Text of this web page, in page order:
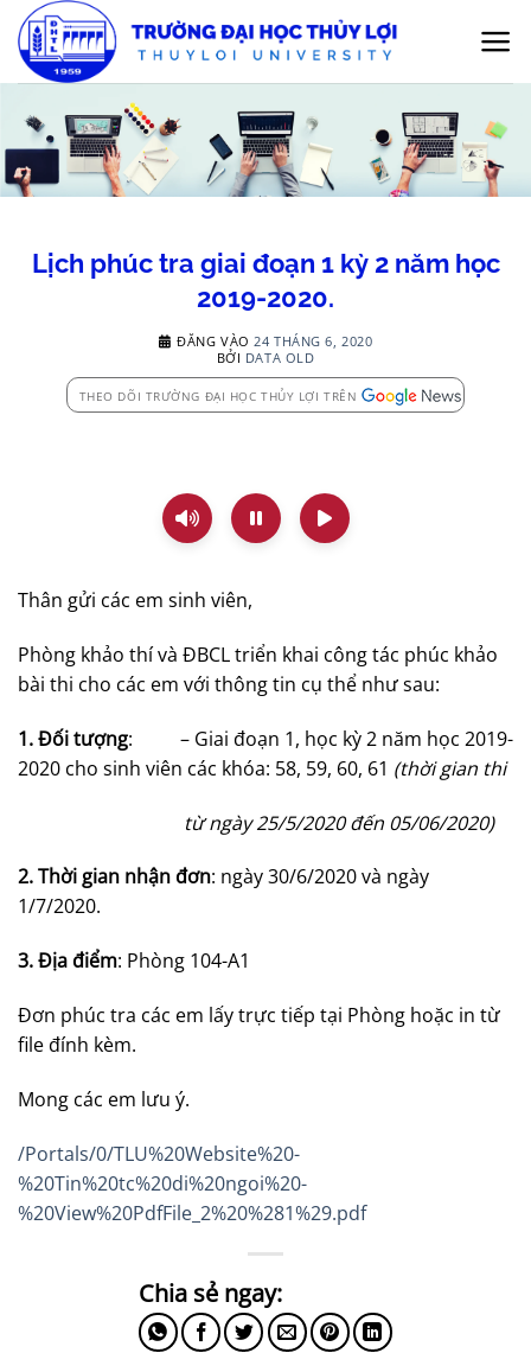
qua
nội
Lịch phúc tra giai đoạn 1 kỳ 2 năm học
2019-2020.
ĐĂNG VÀO24 THÁNG 6, 2020
BỞI DATA OLD
THEO DÕI TRƯỜNG ĐẠI HỌC THỦY LỢI TRÊN
Thân gửi các em sinh viên,
Phòng khảo thí và ĐBCL triển khai công tác phúc khảo
bài thi cho các em với thông tin cụ thể như sau:
1. Đối tượng: – Giai đoạn 1, học kỳ 2 năm học 2019-
2020 cho sinh viên các khóa: 58, 59, 60, 61 (thời gian thi
từ ngày 25/5/2020 đến 05/06/2020)
2. Thời gian nhận đơn: ngày 30/6/2020 và ngày
1/7/2020.
3. Địa điểm: Phòng 104-A1
Đơn phúc tra các em lấy trực tiếp tại Phòng hoặc in từ
file đính kèm.
Mong các em lưu ý.
/Portals/0/TLU%20Website%20-
%20Tin%20tc%20di%20ngoi%20-
%20View%20PdfFile_2%20%281%29.pdf